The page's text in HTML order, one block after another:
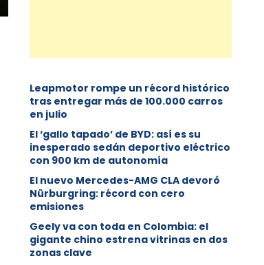
Leapmotor rompe un récord histórico
tras entregar más de 100.000 carros
en julio
El ‘gallo tapado’ de BYD: así es su
inesperado sedán deportivo eléctrico
con 900 km de autonomía
El nuevo Mercedes-AMG CLA devoró
Nürburgring: récord con cero
emisiones
Geely va con toda en Colombia: el
gigante chino estrena vitrinas en dos
zonas clave